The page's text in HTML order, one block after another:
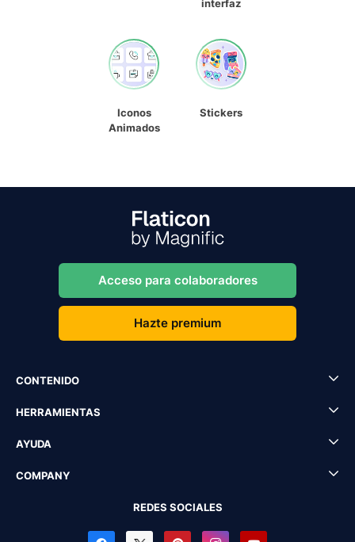
interfaz
Iconos
Animados
Stickers
Acceso para colaboradores
Hazte premium
CONTENIDO
HERRAMIENTAS
AYUDA
COMPANY
REDES SOCIALES